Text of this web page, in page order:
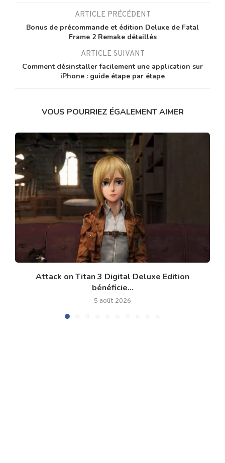
ARTICLE PRÉCÉDENT
Bonus de précommande et édition Deluxe de Fatal
Frame 2 Remake détaillés
ARTICLE SUIVANT
Comment désinstaller facilement une application sur
iPhone : guide étape par étape
VOUS POURRIEZ ÉGALEMENT AIMER
Attack on Titan 3 Digital Deluxe Edition
bénéficie...
5 août 2026